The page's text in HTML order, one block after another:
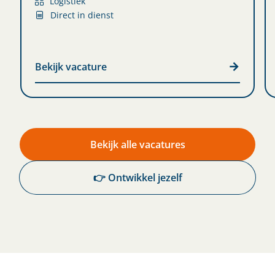
Direct in dienst
Bekijk vacature
Bekijk alle vacatures
👉 Ontwikkel jezelf